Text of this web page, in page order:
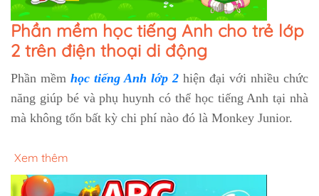
Phần mềm học tiếng Anh cho trẻ lớp
2 trên điện thoại di động
Phần mềm học tiếng Anh lớp 2 hiện đại với nhiều chức
năng giúp bé và phụ huynh có thể học tiếng Anh tại nhà
mà không tốn bất kỳ chi phí nào đó là Monkey Junior.
Xem thêm